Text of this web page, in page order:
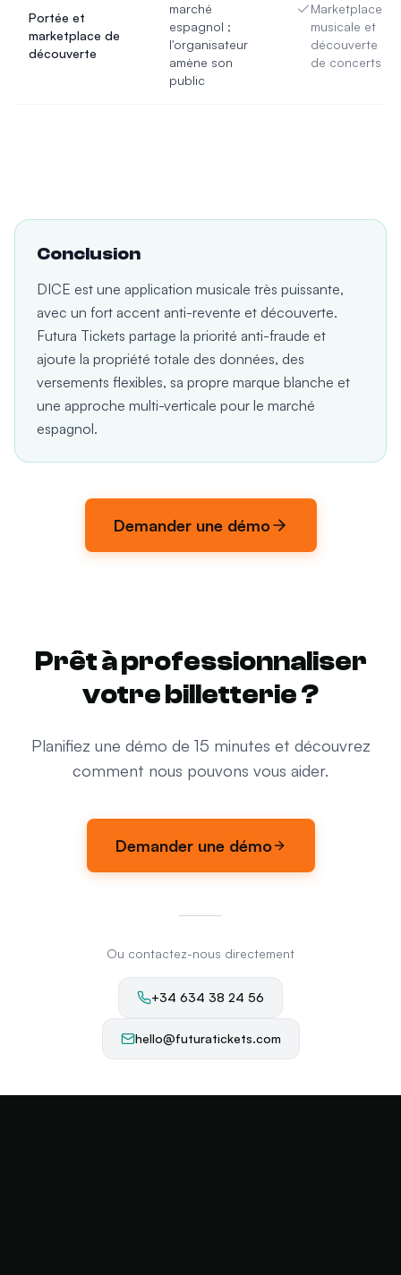
Portée et
marketplace de
découverte
marché
espagnol ;
l'organisateur
amène son
public
Marketplace
musicale et
découverte
de concerts
Conclusion
DICE est une application musicale très puissante,
avec un fort accent anti-revente et découverte.
Futura Tickets partage la priorité anti-fraude et
ajoute la propriété totale des données, des
versements flexibles, sa propre marque blanche et
une approche multi-verticale pour le marché
espagnol.
Demander une démo
Prêt à professionnaliser
votre billetterie ?
Planifiez une démo de 15 minutes et découvrez
comment nous pouvons vous aider.
Demander une démo
Ou contactez-nous directement
+34 634 38 24 56
hello@futuratickets.com